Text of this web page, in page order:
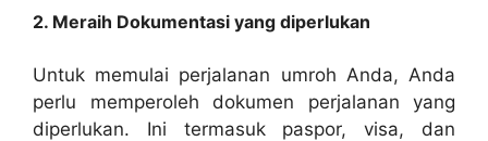
2. Meraih Dokumentasi yang diperlukan
Untuk memulai perjalanan umroh Anda, Anda
perlu memperoleh dokumen perjalanan yang
diperlukan. Ini termasuk paspor, visa, dan